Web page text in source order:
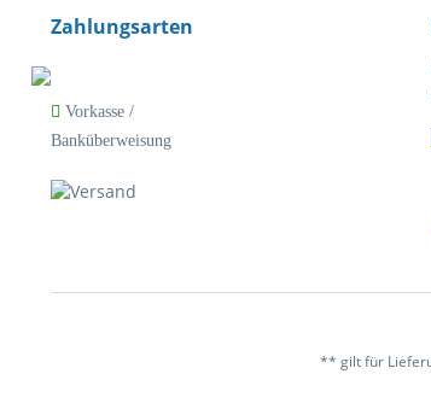
Zahlungsarten
Vorkasse /
Banküberweisung
** gilt für